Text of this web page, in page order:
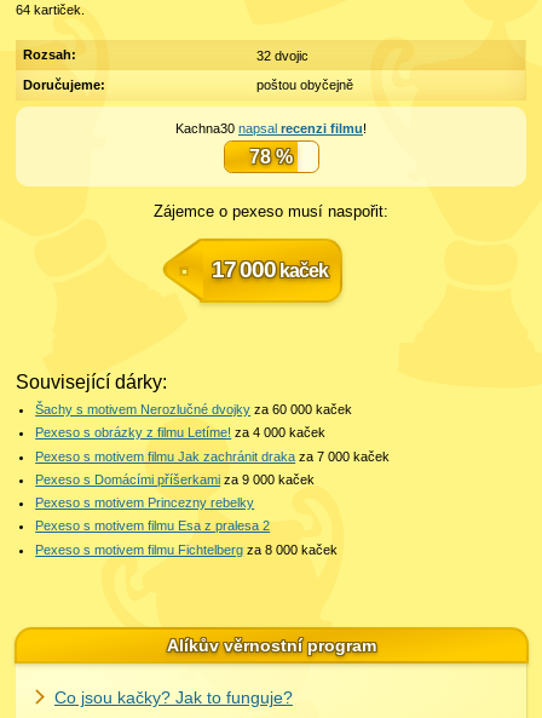
64 kartiček.
Rozsah:
32 dvojic
Doručujeme:
poštou obyčejně
Kachna30 napsal recenzi filmu!
78 %
Zájemce o pexeso musí naspořit:
17 000kaček
Související dárky:
Šachy s motivem Nerozlučné dvojky za 60 000kaček
Pexeso s obrázky z filmu Letíme! za 4 000 kaček
Pexeso s motivem filmu Jak zachránit draka za 7 000kaček
Pexeso s Domácími příšerkami za 9 000kaček
Pexeso s motivem Princezny rebelky
Pexeso s motivem filmu Esa z pralesa 2
Pexeso s motivem filmu Fichtelberg za 8 000kaček
Alíkův věrnostní program
Co jsou kačky? Jak to funguje?